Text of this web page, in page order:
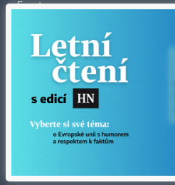
Eventy
RSS kanály
Autorská práva vykonává vydavatel. Bez
zakázáno jakékoli užití částí nebo celku
jakýmkoli způsobem, mechanickým nebo
jiném jazyce. Bez souhlasu vydavatele je
obsahu pro účely automatizované